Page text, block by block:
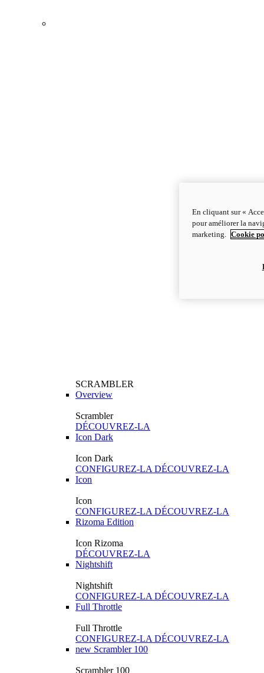
SCRAMBLER
Overview
Scrambler
DÉCOUVREZ-LA
Icon Dark
Icon Dark
CONFIGUREZ-LA DÉCOUVREZ-LA
Icon
Icon
CONFIGUREZ-LA DÉCOUVREZ-LA
Rizoma Edition
Icon Rizoma
DÉCOUVREZ-LA
Nightshift
Nightshift
CONFIGUREZ-LA DÉCOUVREZ-LA
Full Throttle
Full Throttle
CONFIGUREZ-LA DÉCOUVREZ-LA
new Scrambler 100
Scrambler 100
En cliquant sur «
pour améliorer la
marketing.
Cookie